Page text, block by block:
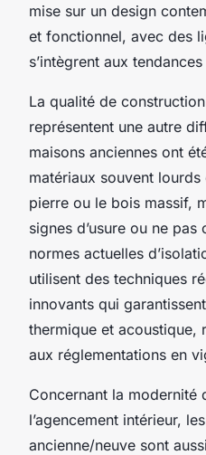
mise sur un design
et fonctionnel, avec des
s’intègrent aux
La qualité de
représentent une autre
maisons anciennes ont
matériaux souvent
pierre ou le bois massif,
signes d’usure ou ne
normes actuelles
utilisent des techniques
innovants qui
thermique et acoustique,
aux réglementations en
Concernant la modernité
l’agencement intérieur,
ancienne/neuve sont